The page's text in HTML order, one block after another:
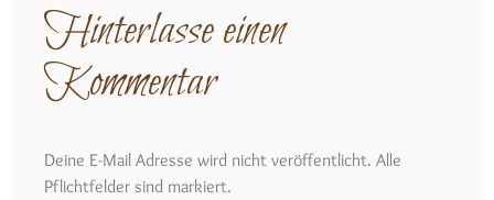
Hinterlasse einen
Kommentar
Deine E-Mail Adresse wird nicht veröffentlicht. Alle
Pflichtfelder sind markiert.